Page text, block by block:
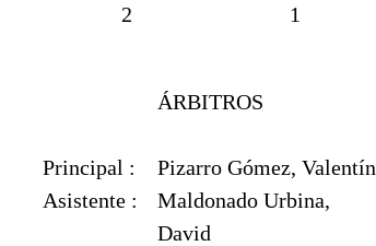
2 1
ÁRBITROS
Principal : Pizarro Gómez, Valentín
Asistente :
Maldonado Urbina,
David